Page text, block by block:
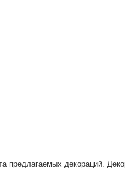
предлагаемых декораций.